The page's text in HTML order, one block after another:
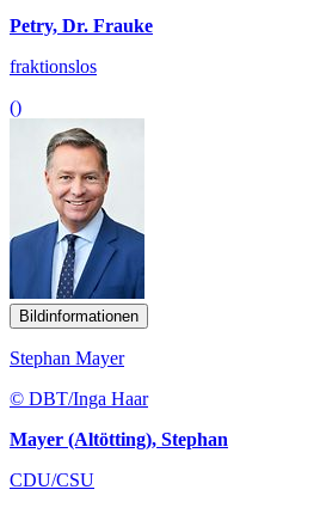
Petry, Dr. Frauke
fraktionslos
()
Bildinformationen
Stephan Mayer
© DBT/Inga Haar
Mayer (Altötting), Stephan
CDU/CSU